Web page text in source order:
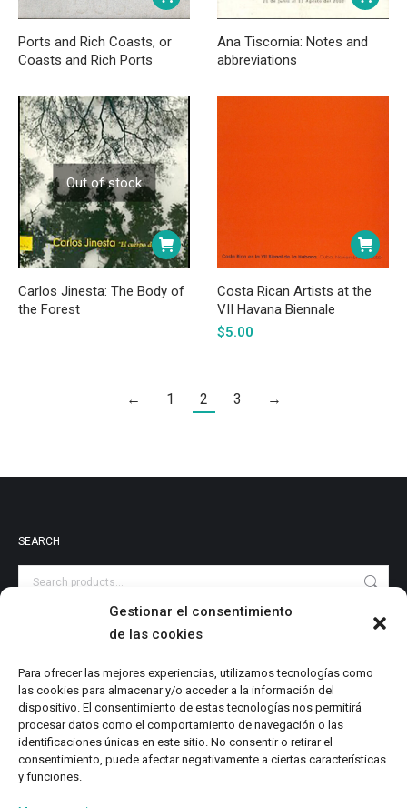
Gestionar el consentimiento
de las cookies
Para ofrecer las mejores experiencias, utilizamos tecnologías como
las cookies para almacenar y/o acceder a la información del
dispositivo. El consentimiento de estas tecnologías nos permitirá
procesar datos como el comportamiento de navegación o las
identificaciones únicas en este sitio. No consentir o retirar el
consentimiento, puede afectar negativamente a ciertas características
y funciones.
Ports and Rich Coasts, or
Coasts and Rich Ports
Ana Tiscornia: Notes and
abbreviations
Out of stock
Carlos Jinesta: The Body of
the Forest
Costa Rican Artists at the
VII Havana Biennale
$5.00
← 1 2 3 →
SEARCH
PRODUCT CATEGORIES
Audiovisuales
Catalog
Digital Magazine
Local Writings
Monographs